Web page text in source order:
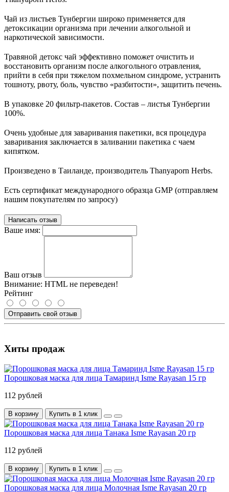
Чай из листьев Тунбергии широко применяется для
детоксикации организма при лечении алкогольной и
наркотической зависимости.
Травяной детокс чай эффективно поможет очистить и
восстановить организм после алкогольного отравления,
прийти в себя при тяжелом похмельном синдроме, устранить
тошноту, рвоту, боль, чувство «разбитости», защитить печень.
В упаковке 20 фильтр-пакетов. Состав – листья Тунбергии
100%.
Очень удобные для заваривания пакетики, вся процедура
заваривания заключается в заливании пакетика с чаем
кипятком.
Произведено в Таиланде, производитель Thanyaporn Herbs.
Есть сертификат международного образца GMP (отправляем
нашим покупателям по запросу)
Написать отзыв
Ваше имя:
Ваш отзыв
Внимание: HTML не переведен!
Рейтинг
Отправить свой отзыв
Хиты продаж
Порошковая маска для лица Тамаринд Isme Rayasan 15 гр
112 рублей
В корзину Купить в 1 клик
Порошковая маска для лица Танака Isme Rayasan 20 гр
112 рублей
В корзину Купить в 1 клик
Порошковая маска для лица Молочная Isme Rayasan 20 гр